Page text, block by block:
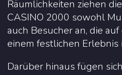
Räumlichkeiten ziehen
CASINO 2000 sowohl
auch Besucher an, die
einem festlichen
Darüber hinaus fügen